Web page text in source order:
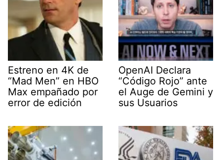
Estreno en 4K de
“Mad Men” en HBO
Max empañado por
error de edición
OpenAI Declara
“Código Rojo” ante
el Auge de Gemini y
sus Usuarios